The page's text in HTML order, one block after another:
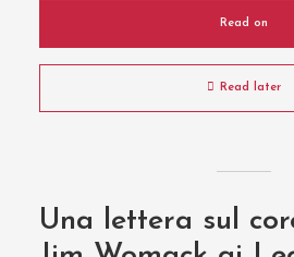
Read on
Read later
Una lettera sul